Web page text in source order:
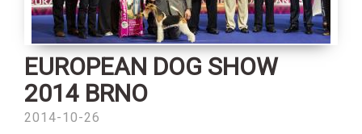
EUROPEAN DOG SHOW
2014 BRNO
2014-10-26